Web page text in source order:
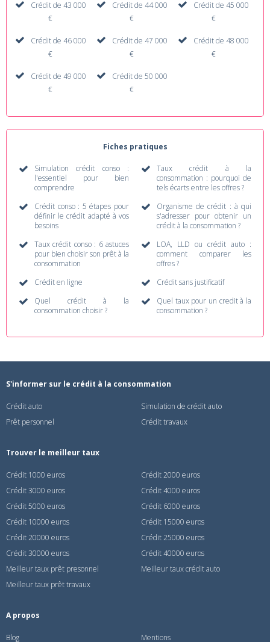
Crédit de 43 000
€
Crédit de 44 000
€
Crédit de 45 000
€
Crédit de 46 000
€
Crédit de 47 000
€
Crédit de 48 000
€
Crédit de 49 000
€
Crédit de 50 000
€
Fiches pratiques
Simulation crédit conso :
l'essentiel pour bien
comprendre
Taux crédit à la
consommation : pourquoi de
tels écarts entre les offres ?
Crédit conso : 5 étapes pour
définir le crédit adapté à vos
besoins
Organisme de crédit : à qui
s'adresser pour obtenir un
crédit à la consommation ?
Taux crédit conso : 6 astuces
pour bien choisir son prêt à la
consommation
LOA, LLD ou crédit auto :
comment comparer les
offres ?
Crédit en ligne
Crédit sans justificatif
Quel crédit à la
consommation choisir ?
Quel taux pour un credit à la
consommation ?
S'informer sur le crédit à la consommation
Crédit auto
Simulation de crédit auto
Prêt personnel
Crédit travaux
Trouver le meilleur taux
Crédit 1000 euros
Crédit 2000 euros
Crédit 3000 euros
Crédit 4000 euros
Crédit 5000 euros
Crédit 6000 euros
Crédit 10000 euros
Crédit 15000 euros
Crédit 20000 euros
Crédit 25000 euros
Crédit 30000 euros
Crédit 40000 euros
Meilleur taux prêt presonnel
Meilleur taux crédit auto
Meilleur taux prêt travaux
A propos
Blog Mentions